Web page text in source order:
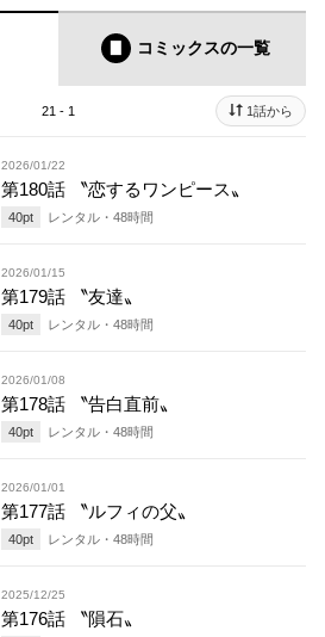
コミックスの一覧
21 - 1 1話から
2026/01/22
第180話 〝恋するワンピース〟
40pt レンタル・ 48時間
2026/01/15
第179話 〝友達〟
40pt レンタル・ 48時間
2026/01/08
第178話 〝告白直前〟
40pt レンタル・ 48時間
2026/01/01
第177話 〝ルフィの父〟
40pt レンタル・ 48時間
2025/12/25
第176話 〝隕石〟